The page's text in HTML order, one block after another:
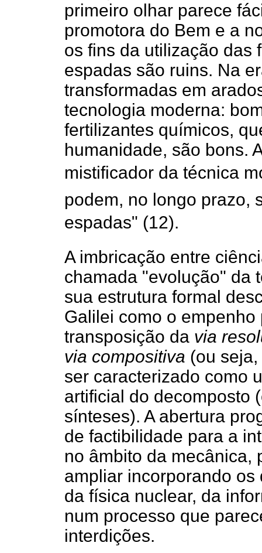
primeiro olhar parece
promotora do Bem e a
os fins da utilização das
espadas são ruins. Na
transformadas em
tecnologia moderna:
fertilizantes químicos,
humanidade, são bons.
mistificador da técnica
podem, no longo prazo,
espadas" (12).
A imbricação entre
chamada "evolução" da
sua estrutura formal
Galilei como o
transposição da via
via compositiva (ou
ser caracterizado como
artificial do decomposto
sínteses). A abertura
de factibilidade para a
no âmbito da mecânica,
ampliar incorporando
da física nuclear, da
num processo que
interdições.